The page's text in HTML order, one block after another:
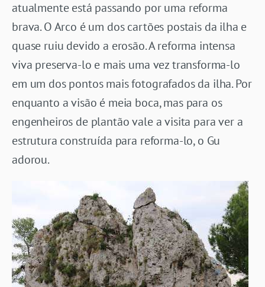
atualmente está passando por uma reforma
brava. O Arco é um dos cartões postais da ilha e
quase ruiu devido a erosão. A reforma intensa
viva preserva-lo e mais uma vez transforma-lo
em um dos pontos mais fotografados da ilha. Por
enquanto a visão é meia boca, mas para os
engenheiros de plantão vale a visita para ver a
estrutura construída para reforma-lo, o Gu
adorou.